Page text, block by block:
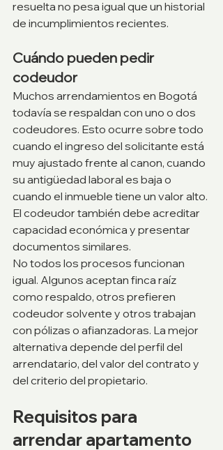
resuelta no pesa igual que un historial
de incumplimientos recientes.
Cuándo pueden pedir
codeudor
Muchos arrendamientos en Bogotá
todavía se respaldan con uno o dos
codeudores. Esto ocurre sobre todo
cuando el ingreso del solicitante está
muy ajustado frente al canon, cuando
su antigüedad laboral es baja o
cuando el inmueble tiene un valor alto.
El codeudor también debe acreditar
capacidad económica y presentar
documentos similares.
No todos los procesos funcionan
igual. Algunos aceptan finca raíz
como respaldo, otros prefieren
codeudor solvente y otros trabajan
con pólizas o afianzadoras. La mejor
alternativa depende del perfil del
arrendatario, del valor del contrato y
del criterio del propietario.
Requisitos para
arrendar apartamento